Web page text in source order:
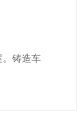
。铸造车